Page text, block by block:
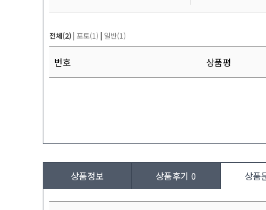
전체(2)| 포토(1) | 일반(1)
번호 상품평
상품정보 상품후기0 상품